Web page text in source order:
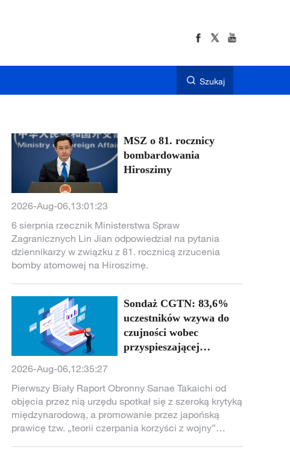
Szukaj
MSZ o 81. rocznicy
bombardowania
Hiroszimy
2026-Aug-06,13:01:23
6 sierpnia rzecznik Ministerstwa Spraw
Zagranicznych Lin Jian odpowiedział na pytania
dziennikarzy w związku z 81. rocznicą zrzucenia
bomby atomowej na Hiroszimę.
Sondaż CGTN: 83,6%
uczestników wzywa do
czujności wobec
przyspieszającej
militaryzmem
2026-Aug-06,12:35:27
Pierwszy Biały Raport Obronny Sanae Takaichi od
objęcia przez nią urzędu spotkał się z szeroką krytyką
międzynarodową, a promowanie przez japońską
prawicę tzw. „teorii czerpania korzyści z wojny”